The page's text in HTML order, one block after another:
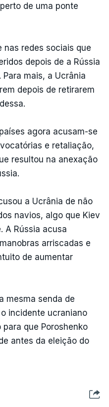
de uma ponte
nas redes sociais que
depois de a Rússia
mais, a Ucrânia
depois de retirarem
agora acusam-se
e retaliação,
resultou na anexação
a Ucrânia de não
navios, algo que Kiev
A Rússia acusa
arriscadas e
de aumentar
mesma senda de
incidente ucraniano
que Poroshenko
antes da eleição do